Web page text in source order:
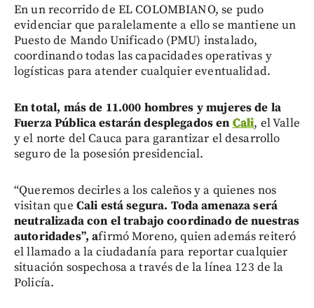
En un recorrido de EL COLOMBIANO, se pudo
evidenciar que paralelamente a ello se mantiene un
Puesto de Mando Unificado (PMU) instalado,
coordinando todas las capacidades operativas y
logísticas para atender cualquier eventualidad.
En total, más de 11.000 hombres y mujeres de la
Fuerza Pública estarán desplegados en Cali, el Valle
y el norte del Cauca para garantizar el desarrollo
seguro de la posesión presidencial.
“Queremos decirles a los caleños y a quienes nos
visitan que Cali está segura. Toda amenaza será
neutralizada con el trabajo coordinado de nuestras
autoridades”, afirmó Moreno, quien además reiteró
el llamado a la ciudadanía para reportar cualquier
situación sospechosa a través de la línea 123 de la
Policía.